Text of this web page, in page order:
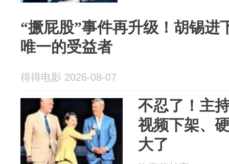
“撅屁股”事件再升级！胡锡进
唯一的受益者
得得电影 2026-08-07
不忍了！主
视频下架、
大了